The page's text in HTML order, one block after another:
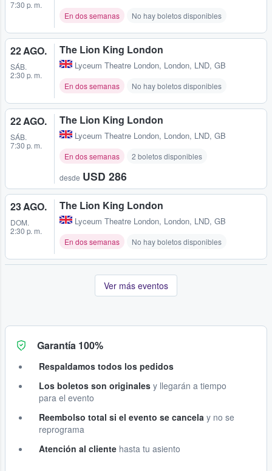
7:30 p. m.
En dos semanas No hay boletos disponibles
22 AGO.
SÁB.
2:30 p. m.
The Lion King London
Lyceum Theatre London, London, LND, GB
En dos semanas No hay boletos disponibles
22 AGO.
SÁB.
7:30 p. m.
The Lion King London
Lyceum Theatre London, London, LND, GB
En dos semanas 2 boletos disponibles
desde USD 286
23 AGO.
DOM.
2:30 p. m.
The Lion King London
Lyceum Theatre London, London, LND, GB
En dos semanas No hay boletos disponibles
Ver más eventos
Garantía 100%
Respaldamos todos los pedidos
Los boletos son originales y llegarán a tiempo
para el evento
Reembolso total si el evento se cancela y no se
reprograma
Atención al cliente hasta tu asiento